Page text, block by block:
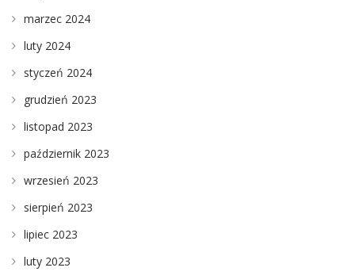
marzec 2024
luty 2024
styczeń 2024
grudzień 2023
listopad 2023
październik 2023
wrzesień 2023
sierpień 2023
lipiec 2023
luty 2023